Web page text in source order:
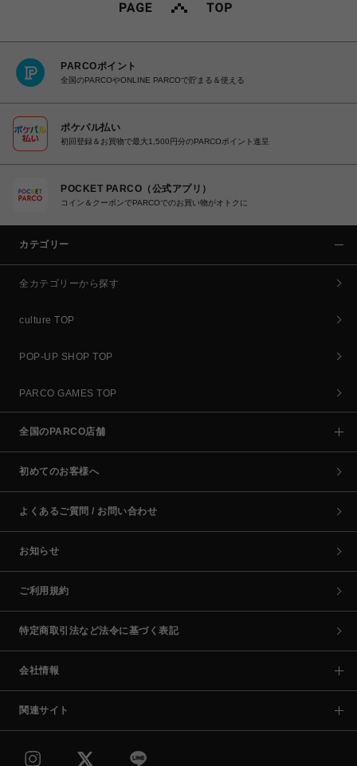
PARCOポイント
全国のPARCOやONLINE PARCOで貯まる＆使える
ポケパル払い
初回登録＆お買物で最大1,500円分のPARCOポイント進呈
POCKET PARCO（公式アプリ）
コイン＆クーポンでPARCOでのお買い物がオトクに
カテゴリー
全カテゴリーから探す
culture TOP
POP-UP SHOP TOP
PARCO GAMES TOP
全国のPARCO店舗
初めてのお客様へ
よくあるご質問 / お問い合わせ
お知らせ
ご利用規約
特定商取引法など法令に基づく表記
会社情報
関連サイト